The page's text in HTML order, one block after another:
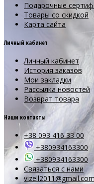
Подарочные
Товары со скидкой
Карта сайта
Личный кабинет
Личный кабинет
История заказов
Мои закладки
Рассылка новостей
Возврат товара
Наши контакты
+38 093 416 33 00
+380934163300
+380934163300
Связаться с нами